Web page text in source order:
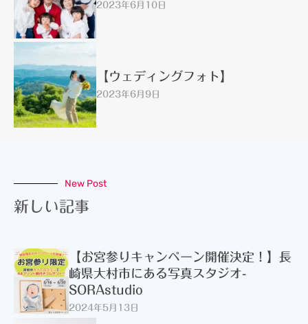
2023年6月10日
【ウェディングフォト】
2023年6月9日
New Post
新しい記事
【お宮参りキャンペーン開催決定！】長
崎県大村市にある写真スタジオ-
SORAstudio
2024年5月13日